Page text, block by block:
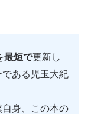
最短で更新し
ある児玉大紀
身、この本の